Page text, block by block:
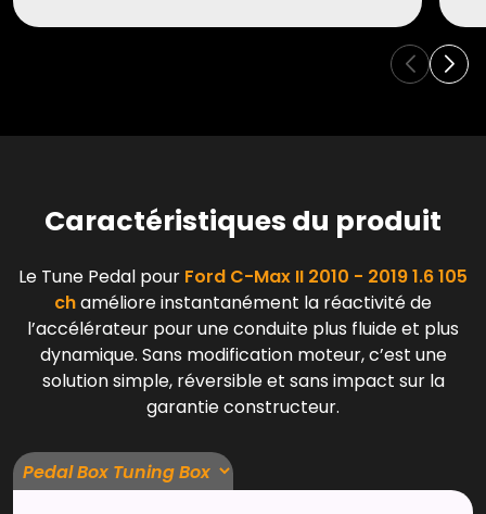
Caractéristiques du produit
Le Tune Pedal pour Ford C-Max II 2010 - 2019 1.6 105
chaméliore instantanément la réactivité de
l’accélérateur pour une conduite plus fluide et plus
dynamique. Sans modification moteur, c’est une
solution simple, réversible et sans impact sur la
garantie constructeur.